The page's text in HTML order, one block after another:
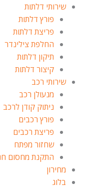
שירותי דלתות
פורץ דלתות
פריצת דלתות
החלפת צילינדר
תיקון דלתות
קיצור דלתות
שירותי רכב
מנעולן רכב
ניתוק קודן לרכב
פורץ רכבים
פריצת רכבים
שחזור מפתח
התקנת מחסום
מחירון
בלוג